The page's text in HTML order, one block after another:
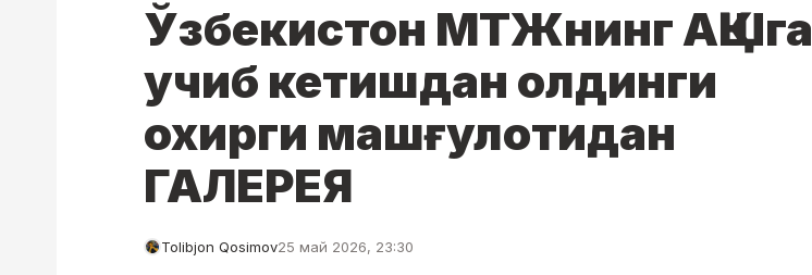
Ўзбекистон МТЖнинг АҚШга
учиб кетишдан олдинги
охирги машғулотидан
ГАЛЕРЕЯ
Tolibjon Qosimov25 май 2026, 23:30